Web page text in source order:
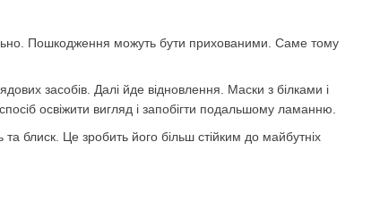
Пошкодження можуть бути прихованими. Саме тому
засобів. Далі йде відновлення. Маски з білками і
освіжити вигляд і запобігти подальшому ламанню.
блиск. Це зробить його більш стійким до майбутніх